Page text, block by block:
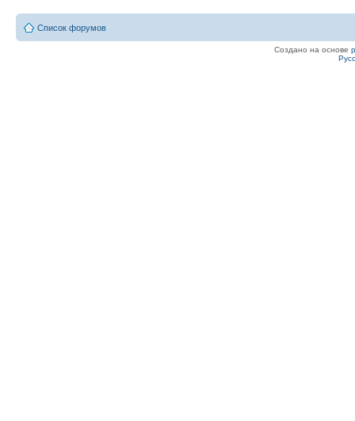
Список форумов
Создано на основе